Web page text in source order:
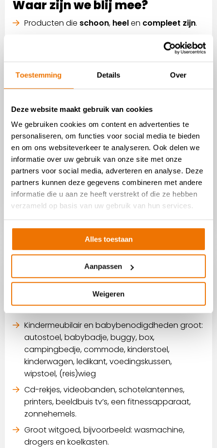
Toestemming Details Over
Deze website maakt gebruik van cookies
We gebruiken cookies om content en advertenties te
personaliseren, om functies voor social media te bieden
en om ons websiteverkeer te analyseren. Ook delen we
informatie over uw gebruik van onze site met onze
partners voor social media, adverteren en analyse. Deze
partners kunnen deze gegevens combineren met andere
informatie die u aan ze heeft verstrekt of die ze hebben
verzameld op basis van uw gebruik van hun services.
Alles toestaan
Aanpassen
Weigeren
Waar zijn we blij mee?
Producten die schoon, heelen compleet zijn.
We nemen alleen kleding aan die past bij het
We nemen hier magnetrons aan.
32) nemen wij geen kleding in in verband met de
vakantieperiode van vrijwilligers.
Voor algemene richtlijnen en meer informatie
over spullen die je bij ons kan afleveren, bekijk
onze pagina ‘Waar zijn we blij mee?’.
Waar zijn we blij mee?
Producten die wij niet
aannemen:
Stoelen en grote kasten en tafeltjes (meubels
maximaal 100x100x100 centimeter).
Kindermeubilair en babybenodigdheden groot:
autostoel, babybadje, buggy, box,
campingbedje, commode, kinderstoel,
kinderwagen, ledikant, voedingskussen,
wipstoel, (reis)wieg
Cd-rekjes, videobanden, schotelantennes,
printers, beeldbuis tv’s, een fitnessapparaat,
zonnehemels.
Groot witgoed, bijvoorbeeld: wasmachine,
drogers en koelkasten.